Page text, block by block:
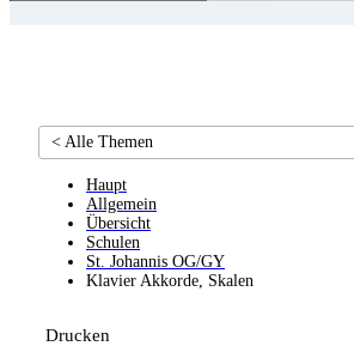
< Alle Themen
Haupt
Allgemein
Übersicht
Schulen
St. Johannis OG/GY
Klavier Akkorde, Skalen
Drucken